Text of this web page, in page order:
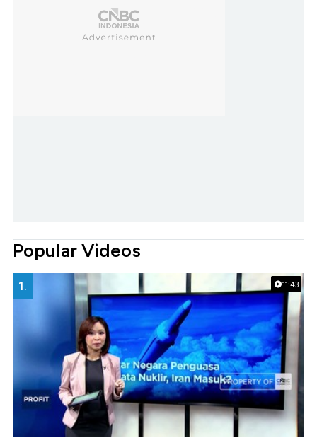
Popular Videos
11:43
1.